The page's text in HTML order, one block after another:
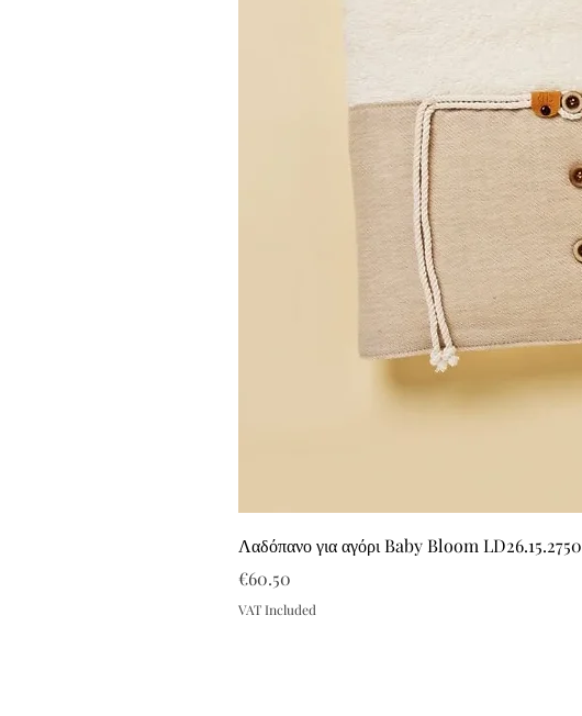
Λαδόπανο για αγόρι Baby Bloom LD26.15.2750
Price
€60.50
VAT Included